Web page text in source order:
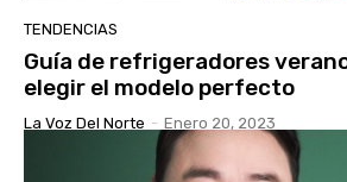
TENDENCIAS
Guía de refrigeradores
elegir el modelo perfecto
La Voz Del Norte - Enero 20, 2023